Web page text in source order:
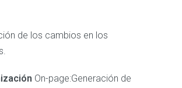
de los cambios en los
On-page:Generación de